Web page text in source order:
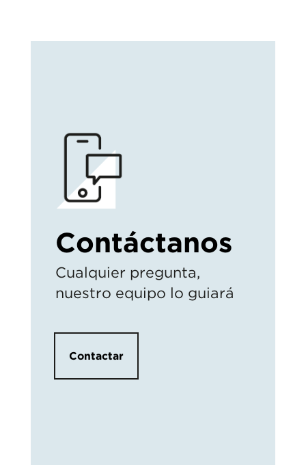
Contáctanos
Cualquier pregunta,
nuestro equipo lo guiará
Contactar